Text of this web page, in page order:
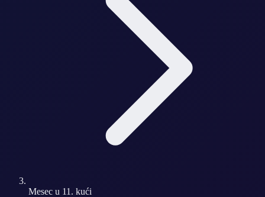
Mesec u 11. kući